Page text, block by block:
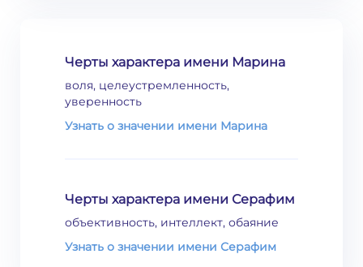
Черты характера имени Марина
воля, целеустремленность,
уверенность
Узнать о значении имени Марина
Черты характера имени Серафим
объективность, интеллект, обаяние
Узнать о значении имени Серафим